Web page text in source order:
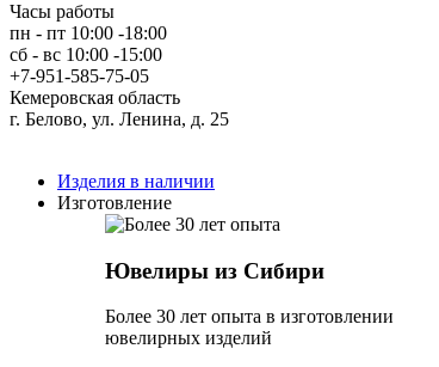
Часы работы
пн - пт 10:00 -18:00
сб - вс 10:00 -15:00
+7-951-585-75-05
Кемеровская область
г. Белово, ул. Ленина, д. 25
Изделия в наличии
Изготовление
Ювелиры из Сибири
Более 30 лет опыта в изготовлении
ювелирных изделий